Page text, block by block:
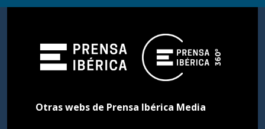
Otras webs de Prensa Ibérica Media